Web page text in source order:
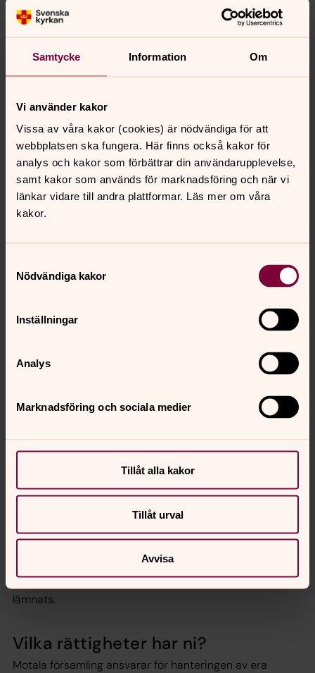
Samtycke Information Om
Vi använder kakor
Vissa av våra kakor (cookies) är nödvändiga för att
webbplatsen ska fungera. Här finns också kakor för
analys och kakor som förbättrar din användarupplevelse,
samt kakor som används för marknadsföring och när vi
länkar vidare till andra plattformar. Läs mer om våra
kakor.
Nödvändiga kakor
Inställningar
Analys
Marknadsföring och sociala medier
Tillåt alla kakor
Tillåt urval
Avvisa
till eller upprättas hos oss. Barnets personuppgifter kan
även komma att lämnas ut i enlighet med den
inomkyrkliga offentlighetsprincipen, vilket framgår av 11 §
lagen om Svenska kyrkan.
Vilka personuppgifter behandlar
vi?
När du anmäler ditt barn till förskoleverksamheten
lämnar du också in personuppgifter om dig och ditt
barn till Motala församling. Detta görs vanligen på en
blankett eller annat formulär där du själv fyller i
personuppgifterna.
adress.
hälsouppgifter, foton och filmer där ditt barn finns med
personuppgifterna?
Era personuppgifter kommer att sparas under hela den
tid ditt barn deltar i förskoleverksamhet hos oss.
Blanketter du har lämnat in kan komma att ersättas med
nya blanketter om uppgifterna behöver förnyas.
samtycke till publicering i tio år efter att samtycket
slutat gälla, för att vi ska kunna visa att samtycke har
lämnats.
Vilka rättigheter har ni?
Motala församling ansvarar för hanteringen av era